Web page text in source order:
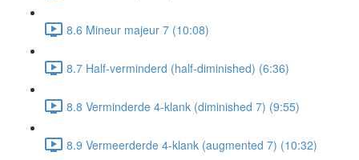
8.6 Mineur majeur 7 (10:08)
8.7 Half-verminderd (half-diminished) (6:36)
8.8 Verminderde 4-klank (diminished 7) (9:55)
8.9 Vermeerderde 4-klank (augmented 7) (10:32)